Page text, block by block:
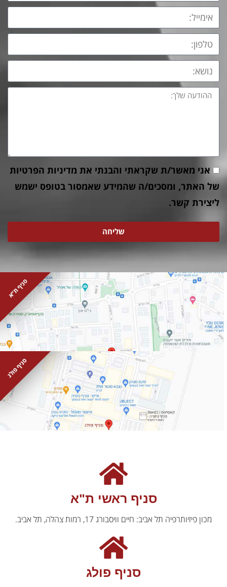
אני מאשר/ת שקראתי והבנתי את מדיניות הפרטיות
של האתר, ומסכים/ה שהמידע שאמסור בטופס ישמש
ליצירת קשר.
שליחה
סניף ראשי ת"א
מכון פיזיותרפיה תל אביב: חיים וויסבורג 17, רמות צהלה, תל אביב.
סניף פולג